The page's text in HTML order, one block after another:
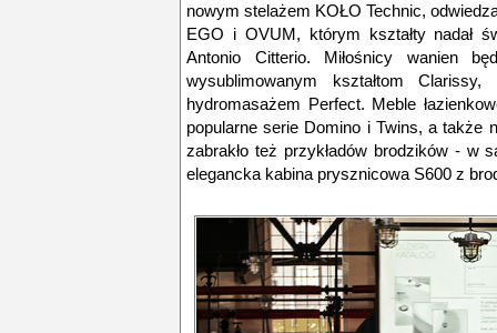
nowym stelażem KOŁO Technic,
EGO i OVUM, którym kształty nadał
Antonio Citterio. Miłośnicy wanien
wysublimowanym kształtom
hydromasażem Perfect. Meble
popularne serie Domino i Twins, a także
zabrakło też przykładów brodzików - w
elegancka kabina prysznicowa S600 z